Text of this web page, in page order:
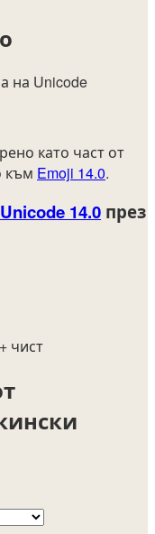
на Unicode
като част от
към Emoji 14.0.
Unicode 14.0 през
+ чист